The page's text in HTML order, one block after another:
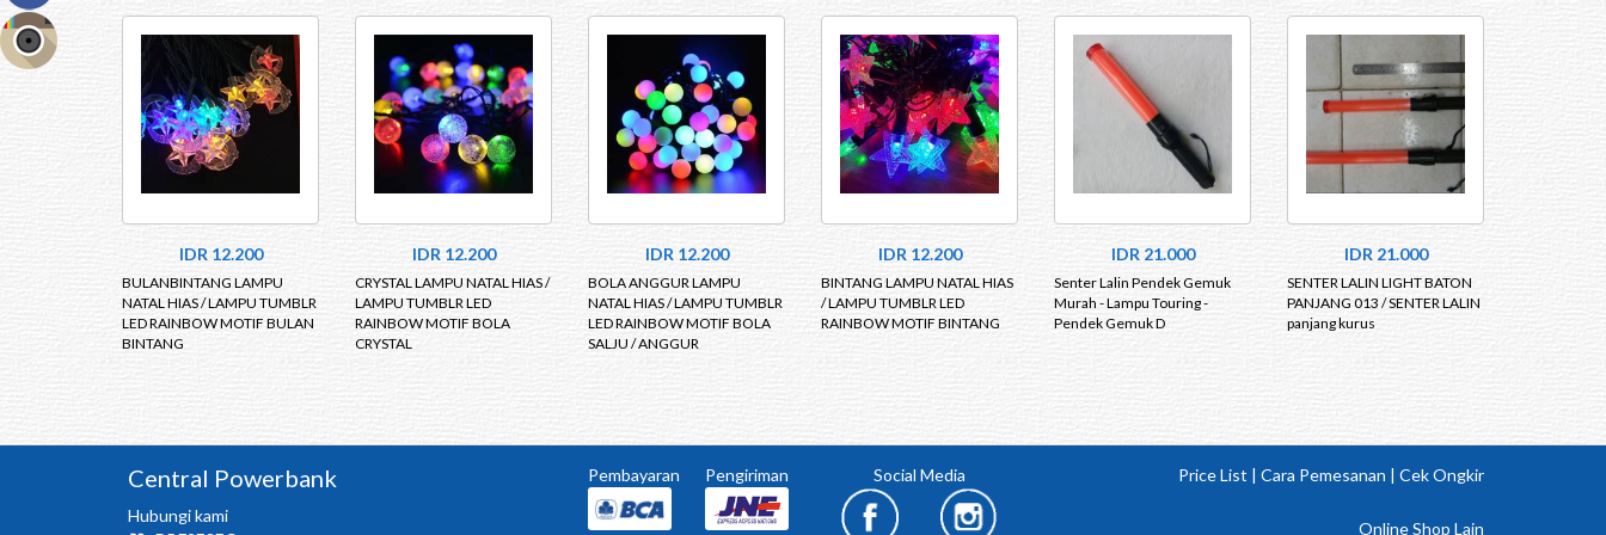
IDR 12.200
BULANBINTANG LAMPU
NATAL HIAS / LAMPU TUMBLR
LED RAINBOW MOTIF BULAN
BINTANG
IDR 12.200
CRYSTAL LAMPU NATAL HIAS /
LAMPU TUMBLR LED
RAINBOW MOTIF BOLA
CRYSTAL
IDR 12.200
BOLA ANGGUR LAMPU
NATAL HIAS / LAMPU TUMBLR
LED RAINBOW MOTIF BOLA
SALJU / ANGGUR
IDR 12.200
BINTANG LAMPU NATAL HIAS
/ LAMPU TUMBLR LED
RAINBOW MOTIF BINTANG
IDR 21.000
Senter Lalin Pendek Gemuk
Murah - Lampu Touring -
Pendek Gemuk D
IDR 21.000
SENTER LALIN LIGHT BATON
PANJANG 013 / SENTER LALIN
panjang kurus
Central Powerbank
Hubungi kami
Pembayaran Pengiriman Social Media Price List | Cara Pemesanan | Cek Ongkir
Online Shop Lain